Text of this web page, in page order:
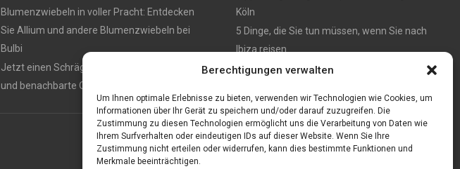
Berechtigungen verwalten
Um Ihnen optimale Erlebnisse zu bieten, verwenden wir Technologien wie Cookies, um
Informationen über Ihr Gerät zu speichern und/oder darauf zuzugreifen. Die
Zustimmung zu diesen Technologien ermöglicht uns die Verarbeitung von Daten wie
Ihrem Surfverhalten oder eindeutigen IDs auf dieser Website. Wenn Sie Ihre
Zustimmung nicht erteilen oder widerrufen, kann dies bestimmte Funktionen und
Merkmale beeinträchtigen.
Blumenzwiebeln in voller Pracht: Entdecken
Sie Allium und andere Blumenzwiebeln bei
Bulbi
Jetzt einen Schrägaufzug mieten – München
und benachbarte Orte
Köln
5 Dinge, die Sie tun müssen, wenn Sie nach
Ibiza reisen